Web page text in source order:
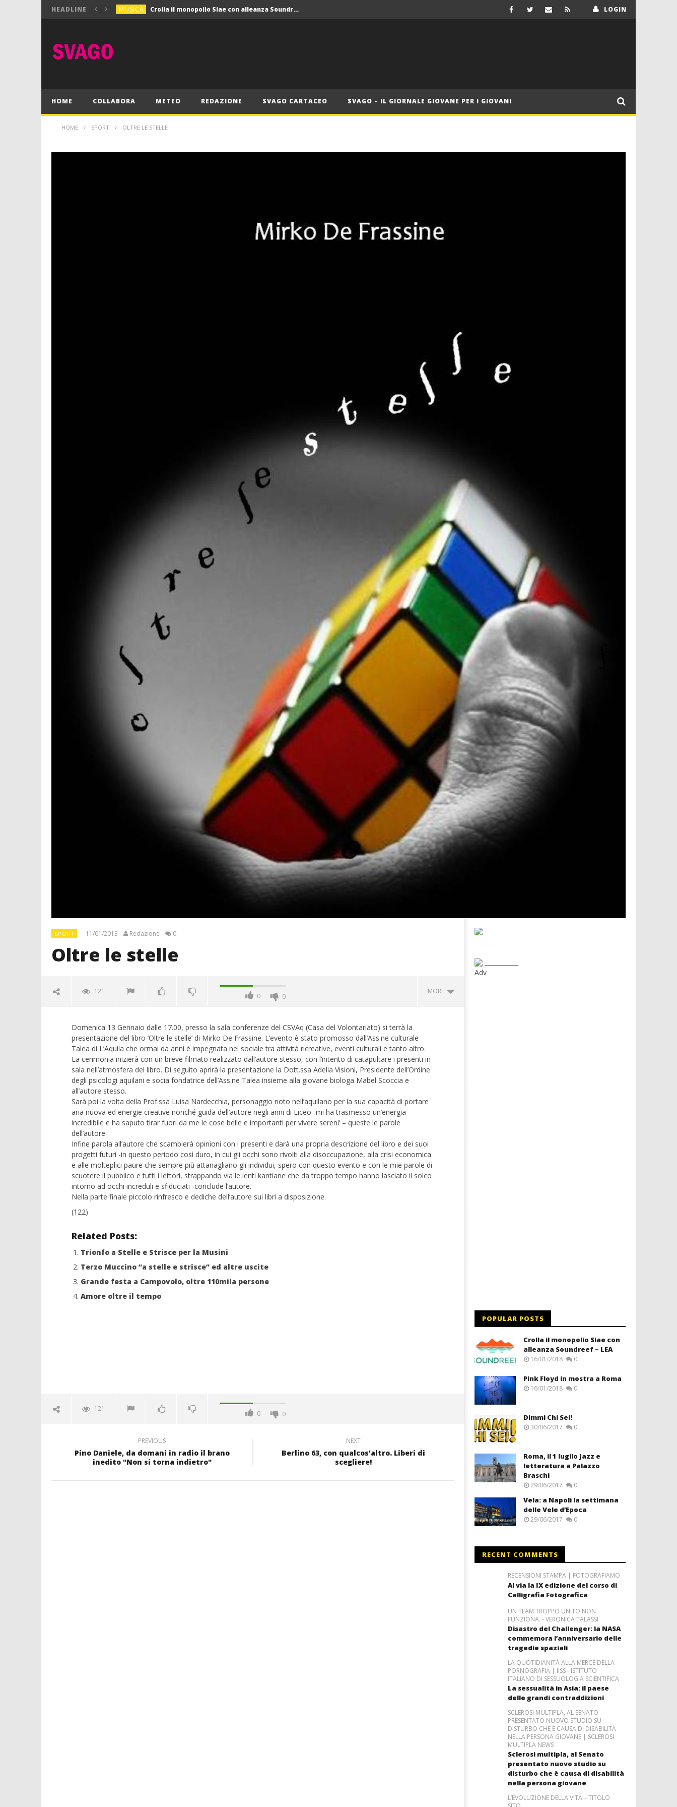
HEADLINE MUSICA Crolla il monopolio Siae con alleanza Soundreef – LEA
MUSICA Crolla il monopolio Siae con alleanza Soundreef – LEA
LOGIN
HOME COLLABORA METEO REDAZIONE SVAGO CARTACEO SVAGO – IL GIORNALE GIOVANE PER I GIOVANI
HOME SPORT OLTRE LE STELLE
SPORT 11/01/2013 Redazione 0
Oltre le stelle
121
0 0
MORE
NOW VIEWING
Oltre le stelle
11/01/2013
Redazione
Crolla il monopolio Siae con
alleanza Soundreef - LEA
11/01/2013
Redazione
Pink Floyd in mostra a Roma
Redazione
Domenica 13 Gennaio dalle 17.00, presso la sala conferenze del CSVAq (Casa del Volontariato) si terrà la
presentazione del libro ‘Oltre le stelle’ di Mirko De Frassine. L’evento è stato promosso dall’Ass.ne culturale
Talea di L’Aquila che ormai da anni è impegnata nel sociale tra attività ricreative, eventi culturali e tanto altro.
La cerimonia inizierà con un breve filmato realizzato dall’autore stesso, con l’intento di catapultare i presenti in
sala nell’atmosfera del libro. Di seguito aprirà la presentazione la Dott.ssa Adelia Visioni, Presidente dell’Ordine
degli psicologi aquilani e socia fondatrice dell’Ass.ne Talea insieme alla giovane biologa Mabel Scoccia e
all’autore stesso.
Sarà poi la volta della Prof.ssa Luisa Nardecchia, personaggio noto nell’aquilano per la sua capacità di portare
aria nuova ed energie creative nonché guida dell’autore negli anni di Liceo -mi ha trasmesso un’energia
incredibile e ha saputo tirar fuori da me le cose belle e importanti per vivere sereni’ – queste le parole
dell’autore.
Infine parola all’autore che scambierà opinioni con i presenti e darà una propria descrizione del libro e dei suoi
progetti futuri -in questo periodo così duro, in cui gli occhi sono rivolti alla disoccupazione, alla crisi economica
e alle molteplici paure che sempre più attanagliano gli individui, spero con questo evento e con le mie parole di
scuotere il pubblico e tutti i lettori, strappando via le lenti kantiane che da troppo tempo hanno lasciato il solco
intorno ad occhi increduli e sfiduciati -conclude l’autore.
Nella parte finale piccolo rinfresco e dediche dell’autore sui libri a disposizione.
(122)
Related Posts:
Trionfo a Stelle e Strisce per la Musini
Terzo Muccino “a stelle e strisce” ed altre uscite
Grande festa a Campovolo, oltre 110mila persone
Amore oltre il tempo
121
0 0
PREVIOUS
Pino Daniele, da domani in radio il brano
inedito "Non si torna indietro"
NEXT
Berlino 63, con qualcos’altro. Liberi di
scegliere!
___________
Adv
POPULAR POSTS
Crolla il monopolio Siae con
alleanza Soundreef – LEA
16/01/2018 0
Pink Floyd in mostra a Roma
16/01/2018 0
Dimmi Chi Sei!
30/06/2017 0
Roma, il 1 luglio Jazz e
letteratura a Palazzo
Braschi
29/06/2017 0
Vela: a Napoli la settimana
delle Vele d’Epoca
29/06/2017 0
RECENT COMMENTS
RECENSIONI STAMPA | FOTOGRAFIAMO
Al via la IX edizione del corso di
Calligrafia Fotografica
UN TEAM TROPPO UNITO NON
FUNZIONA. - VERONICA TALASSI
Disastro del Challenger: la NASA
commemora l’anniversario delle
tragedie spaziali
LA QUOTIDIANITÀ ALLA MERCÉ DELLA
PORNOGRAFIA | IISS - ISTITUTO
ITALIANO DI SESSUOLOGIA SCIENTIFICA
La sessualità in Asia: il paese
delle grandi contraddizioni
SCLEROSI MULTIPLA, AL SENATO
PRESENTATO NUOVO STUDIO SU
DISTURBO CHE È CAUSA DI DISABILITÀ
NELLA PERSONA GIOVANE | SCLEROSI
MULTIPLA NEWS
Sclerosi multipla, al Senato
presentato nuovo studio su
disturbo che è causa di disabilità
nella persona giovane
L’EVOLUZIONE DELLA VITA – TITOLO